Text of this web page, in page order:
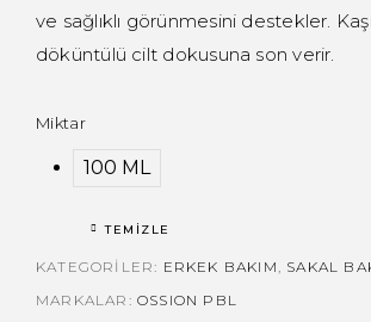
ve sağlıklı görünmesini destekler.
döküntülü cilt dokusuna son verir.
Miktar
100 ML
TEMIZLE
KATEGORILER: ERKEK BAKIM
SAKAL
MARKALAR: OSSION PBL